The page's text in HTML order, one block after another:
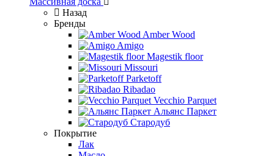
Назад
Бренды
Amber Wood
Amigo
Magestik floor
Missouri
Parketoff
Ribadao
Vecchio Parquet
Альянс Паркет
Стародуб
Покрытие
Лак